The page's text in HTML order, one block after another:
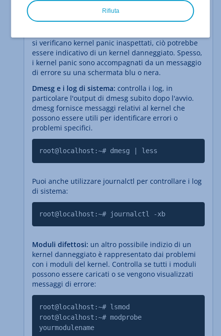
Arresti anomali del sistema e messaggi di errore:
si verificano kernel panic inaspettati, ciò potrebbe
essere indicativo di un kernel danneggiato. Spesso,
i kernel panic sono accompagnati da un messaggio
di errore su una schermata blu o nera.
Dmesg e i log di sistema: controlla i log, in
particolare l'output di dmesg subito dopo l'avvio.
dmesg fornisce messaggi relativi al kernel che
possono essere utili per identificare errori o
problemi specifici.
root@localhost:~# dmesg | less
Puoi anche utilizzare journalctl per controllare i log
di sistema:
root@localhost:~# journalctl -xb
Moduli difettosi: un altro possibile indizio di un
kernel danneggiato è rappresentato dai problemi
con i moduli del kernel. Controlla se tutti i moduli
possono essere caricati o se vengono visualizzati
messaggi di errore:
root@localhost:~# lsmod
root@localhost:~# modprobe
yourmodulename
Rifiuta